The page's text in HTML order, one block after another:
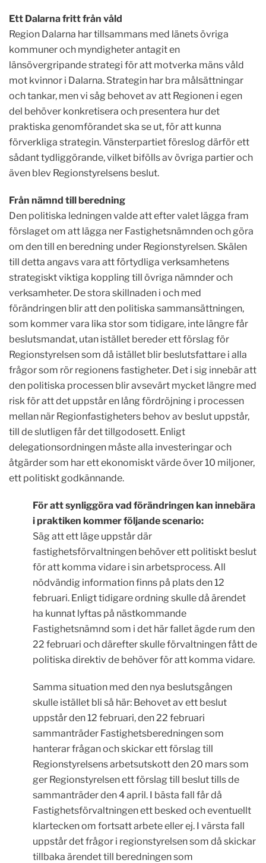
Ett Dalarna fritt från våld
Region Dalarna har tillsammans med länets övriga
kommuner och myndigheter antagit en
länsövergripande strategi för att motverka mäns våld
mot kvinnor i Dalarna. Strategin har bra målsättningar
och tankar, men vi såg behovet av att Regionen i egen
del behöver konkretisera och presentera hur det
praktiska genomförandet ska se ut, för att kunna
förverkliga strategin. Vänsterpartiet föreslog därför ett
sådant tydliggörande, vilket bifölls av övriga partier och
även blev Regionstyrelsens beslut.
Från nämnd till beredning
Den politiska ledningen valde att efter valet lägga fram
förslaget om att lägga ner Fastighetsnämnden och göra
om den till en beredning under Regionstyrelsen. Skälen
till detta angavs vara att förtydliga verksamhetens
strategiskt viktiga koppling till övriga nämnder och
verksamheter. De stora skillnaden i och med
förändringen blir att den politiska sammansättningen,
som kommer vara lika stor som tidigare, inte längre får
beslutsmandat, utan istället bereder ett förslag för
Regionstyrelsen som då istället blir beslutsfattare i alla
frågor som rör regionens fastigheter. Det i sig innebär att
den politiska processen blir avsevärt mycket längre med
risk för att det uppstår en lång fördröjning i processen
mellan när Regionfastigheters behov av beslut uppstår,
till de slutligen får det tillgodosett. Enligt
delegationsordningen måste alla investeringar och
åtgärder som har ett ekonomiskt värde över 10 miljoner,
ett politiskt godkännande.
För att synliggöra vad förändringen kan innebära
i praktiken kommer följande scenario:
Säg att ett läge uppstår där
fastighetsförvaltningen behöver ett politiskt beslut
för att komma vidare i sin arbetsprocess. All
nödvändig information finns på plats den 12
februari. Enligt tidigare ordning skulle då ärendet
ha kunnat lyftas på nästkommande
Fastighetsnämnd som i det här fallet ägde rum den
22 februari och därefter skulle förvaltningen fått de
politiska direktiv de behöver för att komma vidare.
Samma situation med den nya beslutsgången
skulle istället bli så här: Behovet av ett beslut
uppstår den 12 februari, den 22 februari
sammanträder Fastighetsberedningen som
hanterar frågan och skickar ett förslag till
Regionstyrelsens arbetsutskott den 20 mars som
ger Regionstyrelsen ett förslag till beslut tills de
sammanträder den 4 april. I bästa fall får då
Fastighetsförvaltningen ett besked och eventuellt
klartecken om fortsatt arbete eller ej. I värsta fall
uppstår det frågor i regionstyrelsen som då skickar
tillbaka ärendet till beredningen som